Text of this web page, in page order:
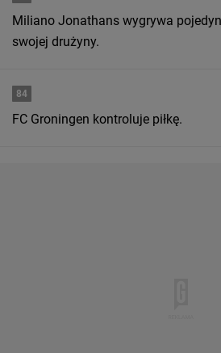
Miliano Jonathans wygrywa
swojej drużyny.
84
FC Groningen kontroluje piłkę.